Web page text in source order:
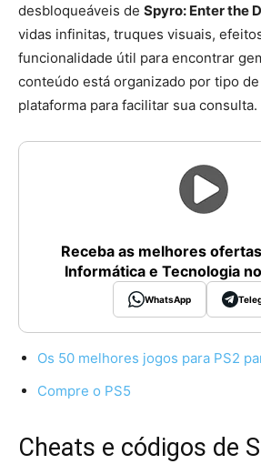
desbloqueáveis de Spyro: Enter the
vidas infinitas, truques visuais,
funcionalidade útil para encontrar
conteúdo está organizado por tipo
plataforma para facilitar sua consulta.
Receba as melhores
Informática e Tecnologia
WhatsApp
Os 50 melhores jogos para PS2
Compre o PS5
Cheats e códigos de